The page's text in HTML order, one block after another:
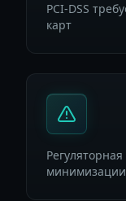
PCI-DSS
карт